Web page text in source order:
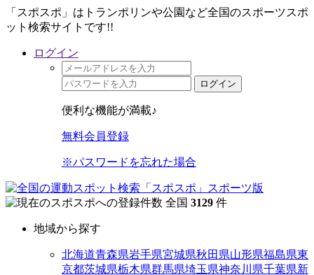
「スポスポ」はトランポリンや公園など全国のスポーツスポ
ット検索サイトです!!
ログイン
ログイン
便利な機能が満載♪
無料会員登録
※パスワードを忘れた場合
全国 3129 件
地域から探す
北海道青森県岩手県宮城県秋田県山形県福島県東
京都茨城県栃木県群馬県埼玉県神奈川県千葉県新